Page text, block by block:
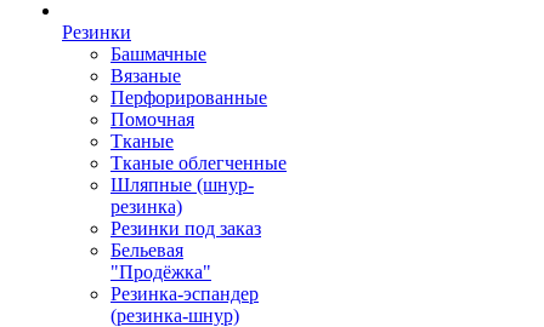
Резинки
Башмачные
Вязаные
Перфорированные
Помочная
Тканые
Тканые облегченные
Шляпные (шнур-
резинка)
Резинки под заказ
Бельевая
"Продёжка"
Резинка-эспандер
(резинка-шнур)